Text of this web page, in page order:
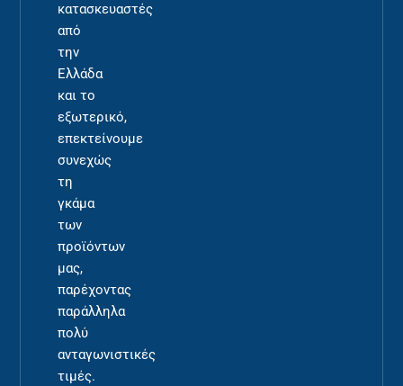
κατασκευαστές
από
την
Ελλάδα
και το
εξωτερικό,
επεκτείνουμε
συνεχώς
τη
γκάμα
των
προϊόντων
μας,
παρέχοντας
παράλληλα
πολύ
ανταγωνιστικές
τιμές.